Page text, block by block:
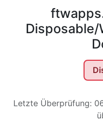
Letzte Überprüfung: